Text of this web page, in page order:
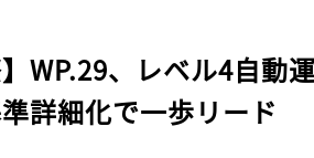
】WP.29、レベル4自動
詳細化で一歩リード